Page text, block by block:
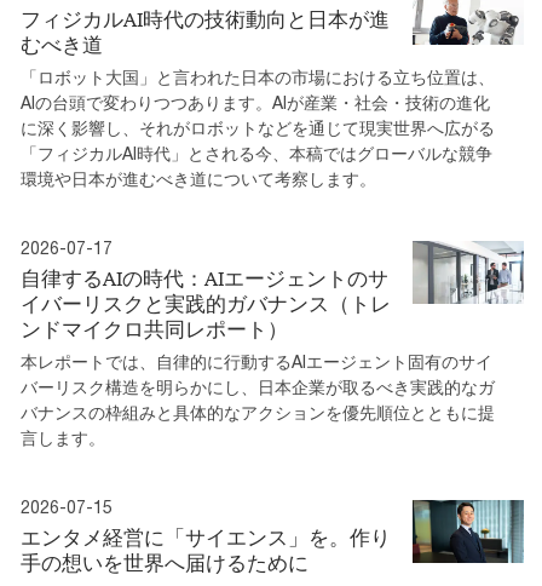
フィジカルAI時代の技術動向と日本が進
むべき道
「ロボット大国」と言われた日本の市場における立ち位置は、
AIの台頭で変わりつつあります。AIが産業・社会・技術の進化
に深く影響し、それがロボットなどを通じて現実世界へ広がる
「フィジカルAI時代」とされる今、本稿ではグローバルな競争
環境や日本が進むべき道について考察します。
2026-07-17
自律するAIの時代：AIエージェントのサ
イバーリスクと実践的ガバナンス（トレ
ンドマイクロ共同レポート）
本レポートでは、自律的に行動するAIエージェント固有のサイ
バーリスク構造を明らかにし、日本企業が取るべき実践的なガ
バナンスの枠組みと具体的なアクションを優先順位とともに提
言します。
2026-07-15
エンタメ経営に「サイエンス」を。作り
手の想いを世界へ届けるために